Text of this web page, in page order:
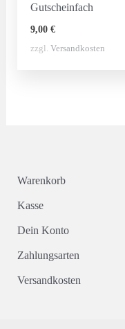
Gutscheinfach
9,00 €
zzgl. Versandkosten
Warenkorb
Kasse
Dein Konto
Zahlungsarten
Versandkosten